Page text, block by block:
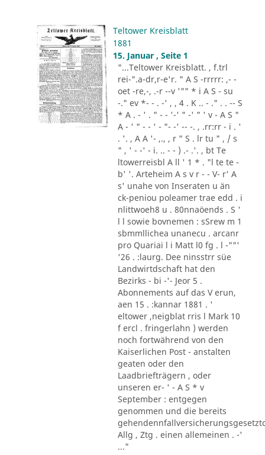
Teltower Kreisblatt
1881
15. Januar , Seite 1
"...Teltower Kreisblatt. , f.trl
rei-".a-dr,r-e'r. " A S -rrrrr: ,- -
oet -re,-, .-r --v '"" * i A S - su
-." ev *- - . -' , , 4 . K .. - ." . . -- S
* A . - ' . " - - '-' " -' " ' v - A S "
A - ' " - - ' - "- -' -- -. , .rr:rr - i . '
. '. , A A '- ,., , r " S . lr tu " , / s
" , ' - -' - i. .. - - ) .- .'. , bt Te
ltowerreisbl A ll ' 1 * . "l te te -
b' '. Arteheim A s v r - - V- r' A
s' unahe von Inseraten u än
ck-peniou poleamer trae edd . i
nlittwoeh8 u . 80nnaöends . S '
l l sowie bovnemen : sSrew m 1
sbmmllichea unanecu . arcanr
pro Quariai l i Matt l0 fg . l -""'
'26 . :laurg. Dee ninsstrr süe
Landwirtdschaft hat den
Bezirks - bi -'- Jeor 5 .
Abonnements auf das V erun,
aen 15 . :kannar 1881 . '
eltower ,neigblat rris l Mark 10
f ercl . fringerlahn ) werden
noch fortwährend von den
Kaiserlichen Post - anstalten
geaten oder den
Laadbriefträgern , oder
unseren er- ' - A S * v
September : entgegen
genommen und die bereits
Allg , Ztg . einen allemeinen . -'
..."